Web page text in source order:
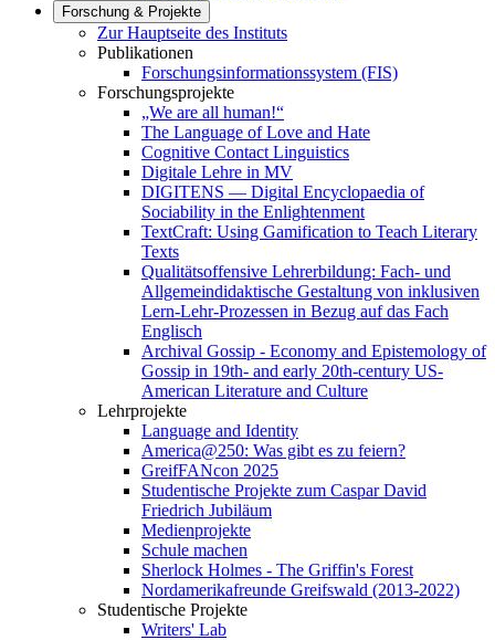
Forschung & Projekte
Zur Hauptseite des Instituts
Publikationen
Forschungsinformationssystem (FIS)
Forschungsprojekte
„We are all human!“
The Language of Love and Hate
Cognitive Contact Linguistics
Digitale Lehre in MV
DIGITENS — Digital Encyclopaedia of
Sociability in the Enlightenment
TextCraft: Using Gamification to Teach Literary
Texts
Qualitätsoffensive Lehrerbildung: Fach- und
Allgemeindidaktische Gestaltung von inklusiven
Lern-Lehr-Prozessen in Bezug auf das Fach
Englisch
Archival Gossip - Economy and Epistemology of
Gossip in 19th- and early 20th-century US-
American Literature and Culture
Lehrprojekte
Language and Identity
America@250: Was gibt es zu feiern?
GreifFANcon 2025
Studentische Projekte zum Caspar David
Friedrich Jubiläum
Medienprojekte
Schule machen
Sherlock Holmes - The Griffin's Forest
Nordamerikafreunde Greifswald (2013-2022)
Studentische Projekte
Writers' Lab